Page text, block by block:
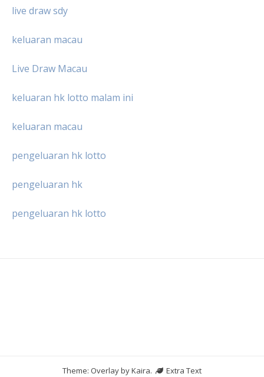
live draw sdy
keluaran macau
Live Draw Macau
keluaran hk lotto malam ini
keluaran macau
pengeluaran hk lotto
pengeluaran hk
pengeluaran hk lotto
Theme: Overlay byKaira. Extra Text